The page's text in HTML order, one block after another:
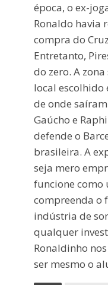
época, o ex-
Ronaldo havia
compra do
Entretanto,
do zero. A
local escolhido
de onde
Gaúcho e
defende o
brasileira. A
seja mero
funcione como
compreenda o
indústria de
qualquer
Ronaldinho
ser mesmo o